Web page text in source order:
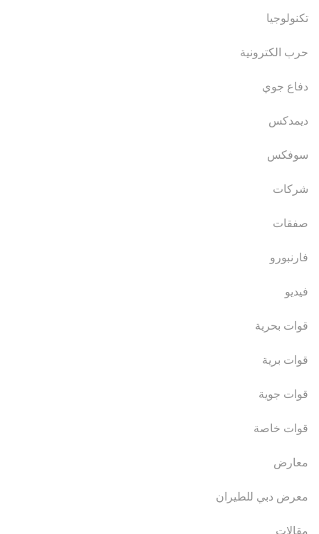
تكنولوجيا
حرب الكترونية
دفاع جوي
ديمدكس
سوفكس
شركات
صفقات
فارنبورو
فيديو
قوات بحرية
قوات برية
قوات جوية
قوات خاصة
معارض
معرض دبي للطيران
مقالات